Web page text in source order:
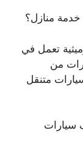
منازل؟
تعمل في
من
متنقل
سيارات